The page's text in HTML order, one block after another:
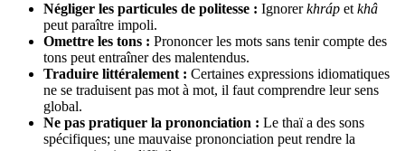
Négliger les particules de politesse : Ignorerkhráp et khâ
peut paraître impoli.
Omettre les tons : Prononcer les mots sans tenir compte des
tons peut entraîner des malentendus.
Traduire littéralement : Certaines expressions idiomatiques
ne se traduisent pas mot à mot, il faut comprendre leur sens
global.
Ne pas pratiquer la prononciation : Le thaï a des sons
spécifiques; une mauvaise prononciation peut rendre la